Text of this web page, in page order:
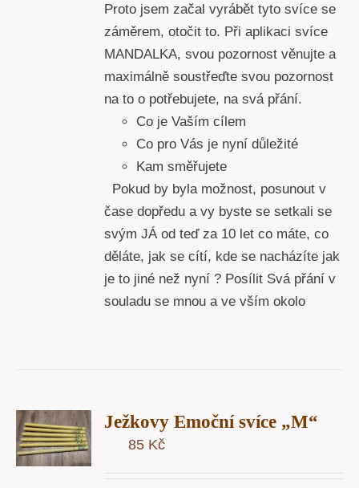
Proto jsem začal vyrábět tyto svíce se
záměrem, otočit to. Při aplikaci svíce
MANDALKA, svou pozornost věnujte a
maximálně soustřeďte svou pozornost
na to o potřebujete, na svá přání.
Co je Vaším cílem
Co pro Vás je nyní důležité
Kam směřujete
Pokud by byla možnost, posunout v
čase dopředu a vy byste se setkali se
svým JÁ od teď za 10 let co máte, co
děláte, jak se cítí, kde se nacházíte jak
je to jiné než nyní ? Posílit Svá přání v
souladu se mnou a ve vším okolo
Ježkovy Emoční svíce „M“
85 Kč